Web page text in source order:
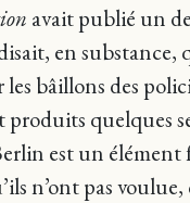
avait publié un
en
bâillons des
produits quelques
est un élément
n’ont pas